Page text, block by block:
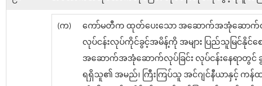
(က)
ကော်မတီက ထုတ်ပေးသော အဆောက်အအုံဆောက်လု
လုပ်ငန်းလုပ်ကိုင်ခွင့်အမိန့်ကို အများ ပြည်သူမြင်နိုင်စ
အဆောက်အအုံဆောက်လုပ်ခြင်း လုပ်ငန်းနေရာတွင် ခွ
ရရှိသူ၏ အမည်၊ ကြီးကြပ်သူ အင်ဂျင်နီယာနှင့် က